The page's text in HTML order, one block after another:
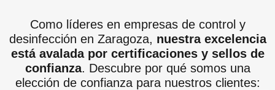
Como líderes en empresas de control y
desinfección en Zaragoza, nuestra excelencia
está avalada por certificaciones y sellos de
confianza. Descubre por qué somos una
elección de confianza para nuestros clientes: